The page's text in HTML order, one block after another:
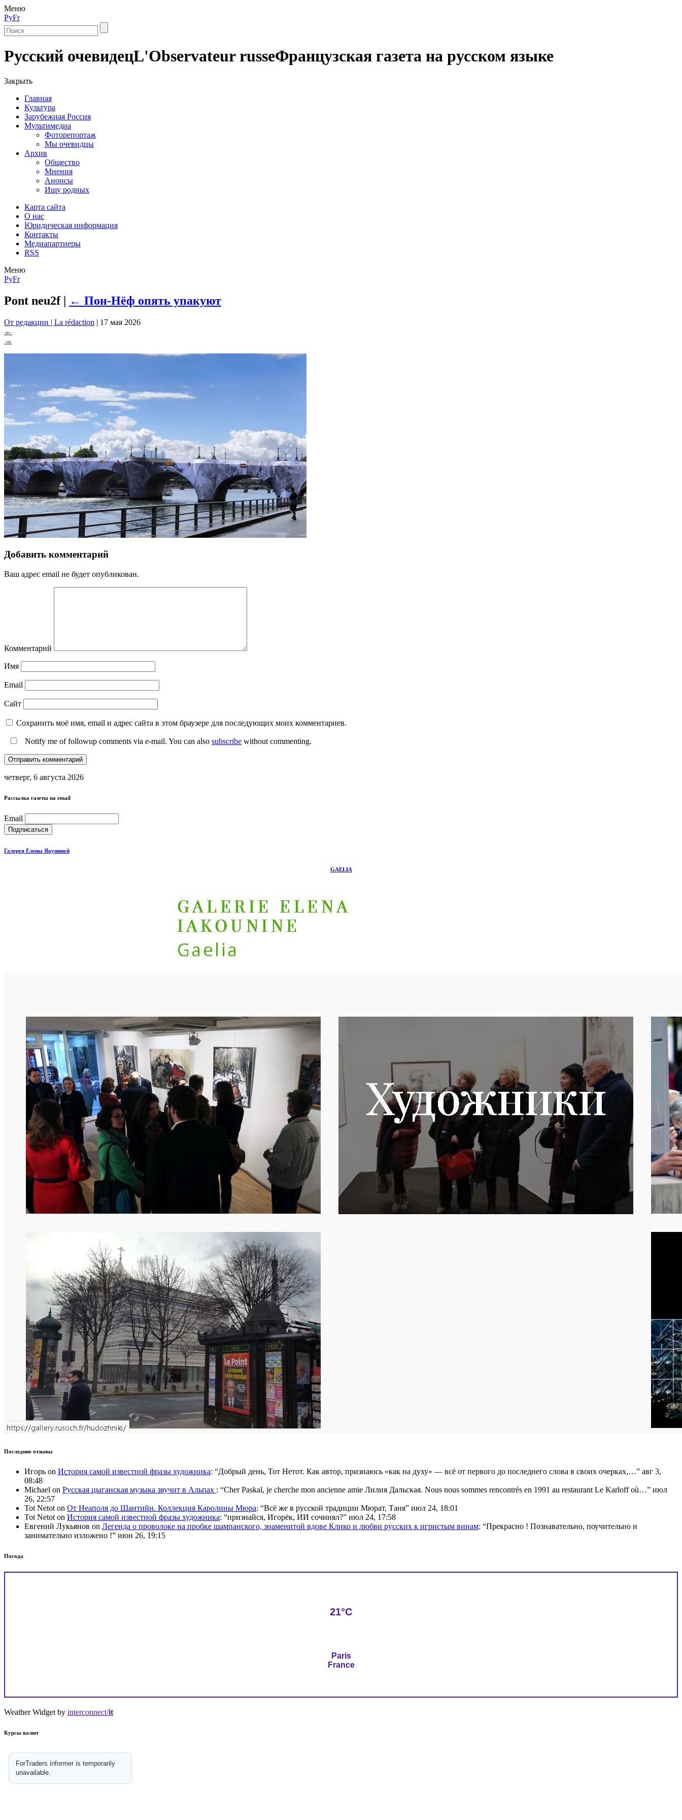
Меню
РуFr
Русский очевидецL'Observateur russeФранцузская газета на русском языке
Закрыть
Главная
Культура
Зарубежная Россия
Мультимедиа
Фоторепортаж
Мы очевидцы
Архив
Общество
Мнения
Анонсы
Ищу родных
Карта сайта
О нас
Юридическая информация
Контакты
Медиапартнеры
RSS
Меню
РуFr
Pont neu2f | ← Пон-Нёф опять упакуют
От редакции | La rédaction | 17 мая 2026
←
→
Добавить комментарий
Ваш адрес email не будет опубликован.
Комментарий
Имя
Email
Сайт
Сохранить моё имя, email и адрес сайта в этом браузере для последующих моих комментариев.
Notify me of followup comments via e-mail. You can also subscribe without commenting.
четверг, 6 августа 2026
Рассылка газеты на email
Email
Галерея Елены Якуниной
GAELIA
Последние отзывы
Игорь on История самой известной фразы художника: “Добрый день, Тот Нетот. Как автор, признаюсь «как на духу» — всё от первого до последнего слова в своих очерках,…” авг 3,
08:48
Michael on Русская цыганская музыка звучит в Альпах : “Cher Paskal, je cherche mon ancienne amie Лилия Дальская. Nous nous sommes rencontrés en 1991 au restaurant Le Karloff où…” июл
26, 22:57
Tot Netot on От Неаполя до Шантийи. Коллекция Каролины Мюра: “Всё же в русской традиции Мюрат, Таня” июл 24, 18:01
Tot Netot on История самой известной фразы художника: “признайся, Игорёк, ИИ сочинял?” июл 24, 17:58
Евгений Лукьянов on Легенда о проволоке на пробке шампанского, знаменитой вдове Клико и любви русских к игристым винам: “Прекрасно ! Познавательно, поучительно и
занимательно изложено !” июн 26, 19:15
Погода
21°C
Paris
France
Weather Widget by interconnect/it
Курсы валют